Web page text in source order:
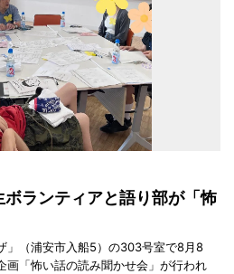
ランティアと語り部が「怖
」（浦安市入船5）の303号室で8月8
画「怖い話の読み聞かせ会」が行われ